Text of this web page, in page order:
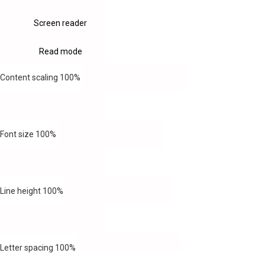
Screen reader
Read mode
Content scaling 100%
Font size 100%
Line height 100%
Letter spacing 100%